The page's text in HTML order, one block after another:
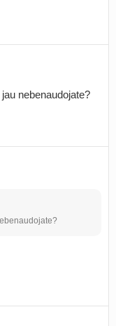
nebenaudojate?